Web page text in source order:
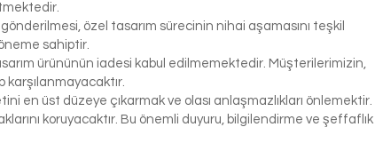
özel tasarım sürecinin nihai aşamasını teşkil
sahiptir.
ürününün iadesi kabul edilmemektedir. Müşterilerimizin,
en üst düzeye çıkarmak ve olası anlaşmazlıkları önlemektir.
koruyacaktır. Bu önemli duyuru, bilgilendirme ve şeffaflık